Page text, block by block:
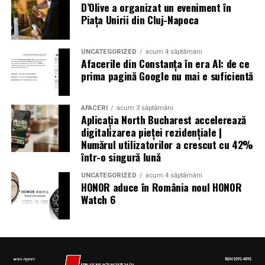
au rămas fără locuințe în urma exploziilor devastatoare.
Autoritățile din Liban au decretat trei zile de doliu
național
Aniversări – Comemorări
– Sf. Ioan Maria Vianney, preot (Calendarul Romano-
Catolic 2026)
– 1807: S-a născut Constantin Lecca, pictor, tipograf,
editor, scriitor, traducător şi profesor; ctitorul primei
tipografii (19.IX.1837) şi al primului periodic din
D’Olive a organizat un eveniment în
Piața Unirii din Cluj-Napoca
UNCATEGORIZED acum 4 săptămâni
Afacerile din Constanța în era AI: de ce
prima pagină Google nu mai e suficientă
AFACERI acum 3 săptămâni
Aplicația North Bucharest accelerează
digitalizarea pieței rezidențiale |
Numărul utilizatorilor a crescut cu 42%
într-o singură lună
UNCATEGORIZED acum 4 săptămâni
HONOR aduce în România noul HONOR
Watch 6